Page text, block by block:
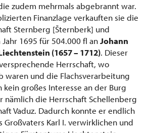
zudem mehrmals abgebrannt war.
Finanzlage verkauften sie die
Sternberg [Šternberk] und
1695 für 504.000 fl anJohann
(1657 – 1712). Dieser
Herrschaft, wo
waren und die Flachsverarbeitung
großes Interesse an der Burg
nämlich die Herrschaft Schellenberg
Vaduz. Dadurch konnte er endlich
Großvaters Karl I. verwirklichen und